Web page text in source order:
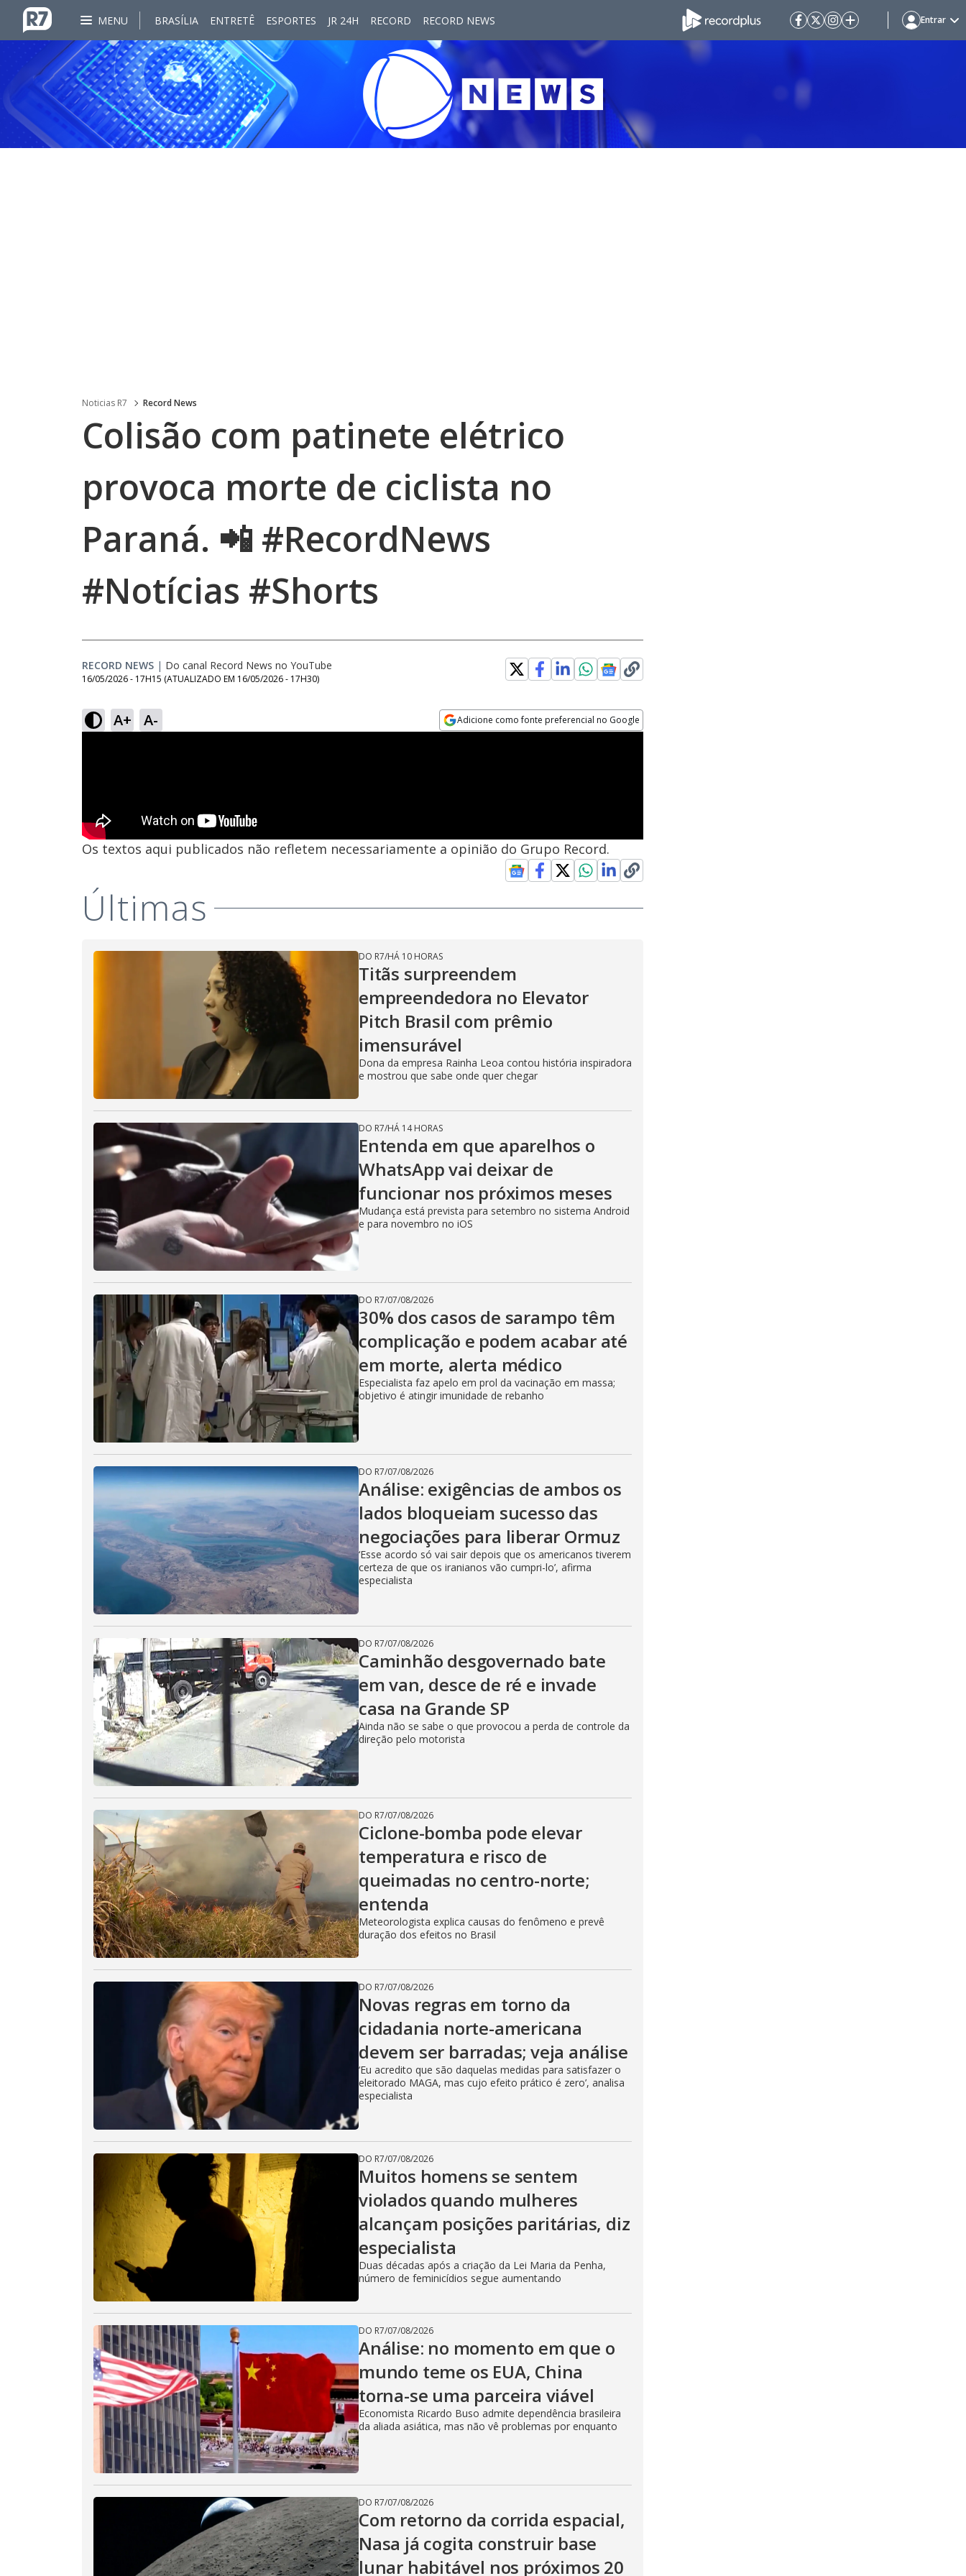
MENU BRASÍLIA ENTRETÊ ESPORTES JR 24H RECORD RECORD NEWS Entrar
Noticias R7 Record News
Colisão com patinete elétrico
provoca morte de ciclista no
Paraná. 📲 #RecordNews
#Notícias #Shorts
RECORD NEWS | Do canal Record News no YouTube
16/05/2026 - 17H15 (ATUALIZADO EM 16/05/2026 - 17H30)
A+ A- Adicione como fonte preferencial no Google
Os textos aqui publicados não refletem necessariamente a opinião do Grupo Record.
Últimas
DO R7/HÁ 10 HORAS
Titãs surpreendem
empreendedora no Elevator
Pitch Brasil com prêmio
imensurável
Dona da empresa Rainha Leoa contou história inspiradora
e mostrou que sabe onde quer chegar
DO R7/HÁ 14 HORAS
Entenda em que aparelhos o
WhatsApp vai deixar de
funcionar nos próximos meses
Mudança está prevista para setembro no sistema Android
e para novembro no iOS
DO R7/07/08/2026
30% dos casos de sarampo têm
complicação e podem acabar até
em morte, alerta médico
Especialista faz apelo em prol da vacinação em massa;
objetivo é atingir imunidade de rebanho
DO R7/07/08/2026
Análise: exigências de ambos os
lados bloqueiam sucesso das
negociações para liberar Ormuz
‘Esse acordo só vai sair depois que os americanos tiverem
certeza de que os iranianos vão cumpri-lo’, afirma
especialista
DO R7/07/08/2026
Caminhão desgovernado bate
em van, desce de ré e invade
casa na Grande SP
Ainda não se sabe o que provocou a perda de controle da
direção pelo motorista
DO R7/07/08/2026
Ciclone-bomba pode elevar
temperatura e risco de
queimadas no centro-norte;
entenda
Meteorologista explica causas do fenômeno e prevê
duração dos efeitos no Brasil
DO R7/07/08/2026
Novas regras em torno da
cidadania norte-americana
devem ser barradas; veja análise
‘Eu acredito que são daquelas medidas para satisfazer o
eleitorado MAGA, mas cujo efeito prático é zero’, analisa
especialista
DO R7/07/08/2026
Muitos homens se sentem
violados quando mulheres
alcançam posições paritárias, diz
especialista
Duas décadas após a criação da Lei Maria da Penha,
número de feminicídios segue aumentando
DO R7/07/08/2026
Análise: no momento em que o
mundo teme os EUA, China
torna-se uma parceira viável
Economista Ricardo Buso admite dependência brasileira
da aliada asiática, mas não vê problemas por enquanto
DO R7/07/08/2026
Com retorno da corrida espacial,
Nasa já cogita construir base
lunar habitável nos próximos 20